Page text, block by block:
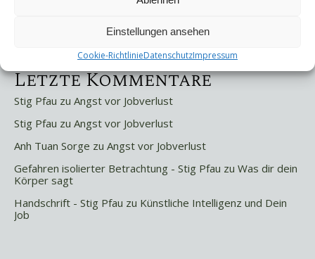
Einstellungen ansehen
Cookie-RichtlinieDatenschutzImpressum
Letzte Kommentare
Stig Pfau zu Angst vor Jobverlust
Stig Pfau zu Angst vor Jobverlust
Anh Tuan Sorge zu Angst vor Jobverlust
Gefahren isolierter Betrachtung - Stig Pfau zu Was dir dein
Körper sagt
Handschrift - Stig Pfau zu Künstliche Intelligenz und Dein
Job